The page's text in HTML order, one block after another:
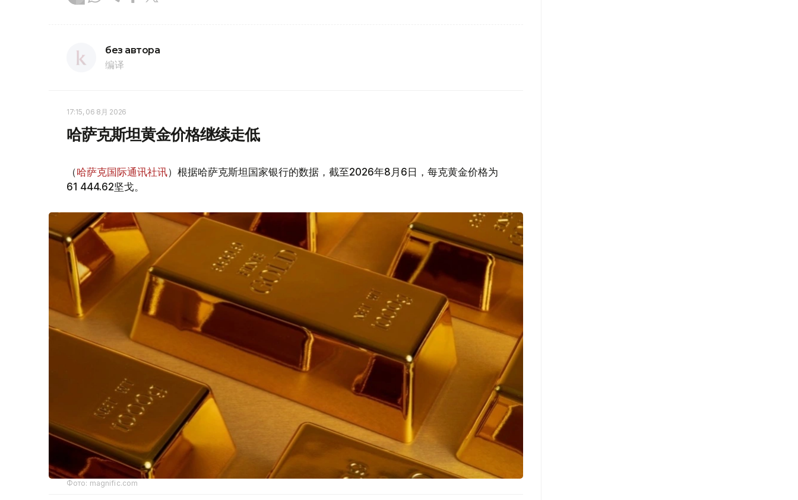
без автора
编译
17:15, 06 8月 2026
哈萨克斯坦黄金价格继续走低
（哈萨克国际通讯社讯）根据哈萨克斯坦国家银行的数据，截至2026年8月6日，每克黄金价格为
61 444.62坚戈。
Фото: magnific.com